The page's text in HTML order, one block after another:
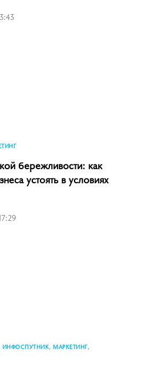
бережливости: как
устоять в условиях
ИНФОСПУТНИК, МАРКЕТИНГ,